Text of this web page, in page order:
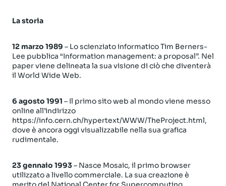
La storia
12 marzo 1989 – Lo scienziato informatico Tim Berners-
Lee pubblica “Information management: a proposal”. Nel
paper viene delineata la sua visione di ciò che diventerà
il World Wide Web.
6 agosto 1991 – Il primo sito web al mondo viene messo
online all’indirizzo
https://info.cern.ch/hypertext/WWW/TheProject.html,
dove è ancora oggi visualizzabile nella sua grafica
rudimentale.
23 gennaio 1993– Nasce Mosaic, il primo browser
utilizzato a livello commerciale. La sua creazione è